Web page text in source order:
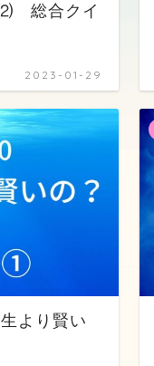
総合クイ
2023-01-29
より賢い